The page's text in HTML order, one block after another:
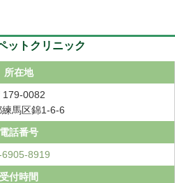
ットクリニック
所在地
179-0082
馬区錦1-6-6
電話番号
8919
受付時間